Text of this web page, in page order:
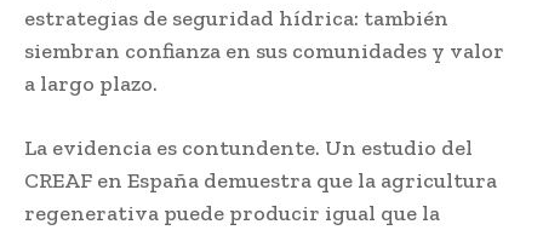
estrategias de seguridad hídrica: también
siembran confianza en sus comunidades y valor
a largo plazo.
La evidencia es contundente. Un estudio del
CREAF en España demuestra que la agricultura
regenerativa puede producir igual que la